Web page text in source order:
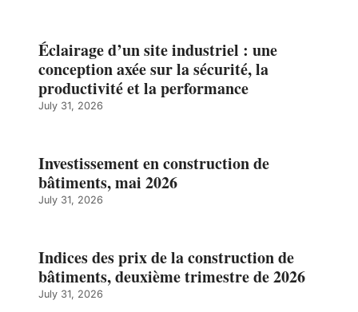
Éclairage d’un site industriel : une
conception axée sur la sécurité, la
productivité et la performance
July 31, 2026
Investissement en construction de
bâtiments, mai 2026
July 31, 2026
Indices des prix de la construction de
bâtiments, deuxième trimestre de 2026
July 31, 2026